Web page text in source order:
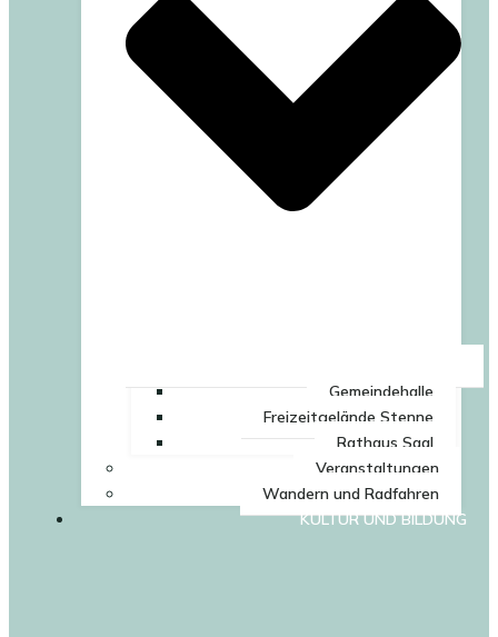
Gemeindehalle
Freizeitgelände Stenne
Rathaus Saal
Veranstaltungen
Wandern und Radfahren
KULTUR UND BILDUNG